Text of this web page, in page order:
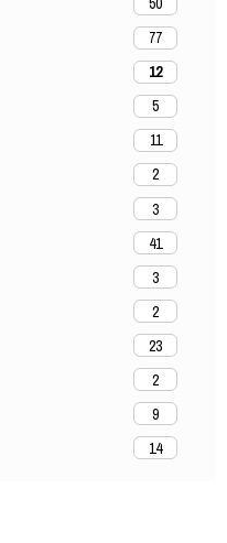
77
12
5
11
2
3
41
3
2
23
2
9
14